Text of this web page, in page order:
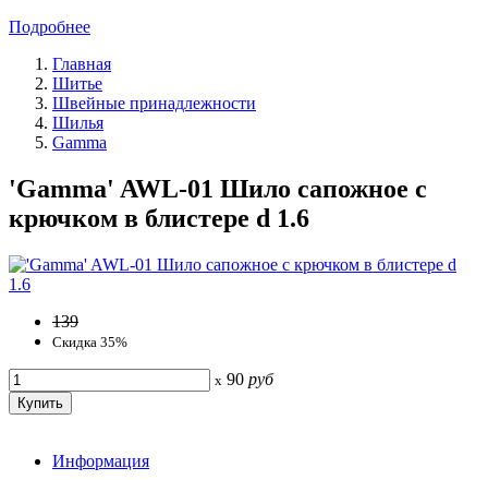
Подробнее
Главная
Шитье
Швейные принадлежности
Шилья
Gamma
'Gamma' AWL-01 Шило сапожное с
крючком в блистере d 1.6
139
Скидка 35%
x 90 руб
Информация